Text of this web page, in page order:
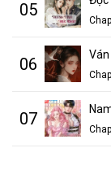
05
06
07